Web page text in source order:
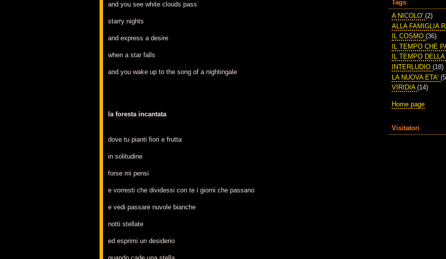
and you see white clouds pass
starry nights
and express a desire
when a star falls
and you wake up to the song of a nightingale
la foresta incantata
dove tu pianti fiori e frutta
in solitudine
forse mi pensi
e vorresti che dividessi con te i giorni che passano
e vedi passare nuvole bianche
notti stellate
ed esprimi un desiderio
Tags
A NICOLO' (2)
ALLA FAMIGLIA
IL COSMO (36)
IL TEMPO CHE
IL TEMPO
INTERLUDIO (18)
LA NUOVA ETA'
VIRIDIA (14)
Home page
Visitatori